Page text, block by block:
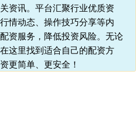
资讯。平台汇聚行业优质资
情动态、操作技巧分享等内
资服务，降低投资风险。无论
这里找到适合自己的配资方
更简单、更安全！